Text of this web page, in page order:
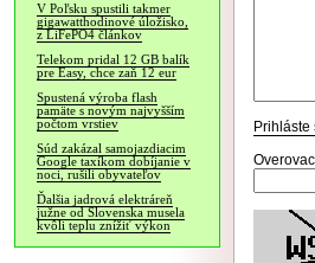
V Poľsku spustili takmer
gigawatthodinové úložisko,
z LiFePO4 článkov
Telekom pridal 12 GB balík
pre Easy, chce zaň 12 eur
Spustená výroba flash
pamäte s novým najvyšším
počtom vrstiev
Súd zakázal samojazdiacim
Google taxíkom dobíjanie v
noci, rušili obyvateľov
Ďalšia jadrová elektráreň
južne od Slovenska musela
kvôli teplu znížiť výkon
Prihláste